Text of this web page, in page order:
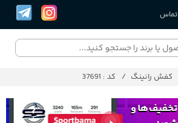
تماس
کفش رانینگ کد : 37691